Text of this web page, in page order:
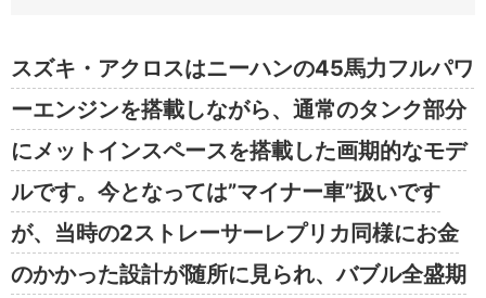
スズキ・アクロスはニーハンの45馬力フルパワ
ーエンジンを搭載しながら、通常のタンク部分
にメットインスペースを搭載した画期的なモデ
ルです。今となっては”マイナー車”扱いです
が、当時の2ストレーサーレプリカ同様にお金
のかかった設計が随所に見られ、バブル全盛期